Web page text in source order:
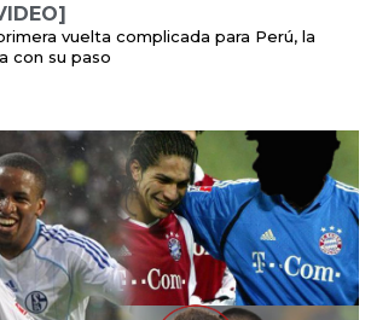
vuelta complicada para Perú, la
con su paso